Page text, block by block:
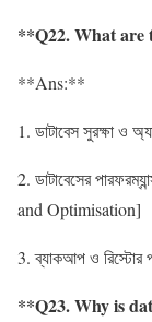
**Q22. What are
**Ans:**
1. ডাটাবেস সুরক্ষা ও
2. ডাটাবেসের
and Optimisation]
3. ব্যাকআপ ও রিস্টোর
**Q23. Why is